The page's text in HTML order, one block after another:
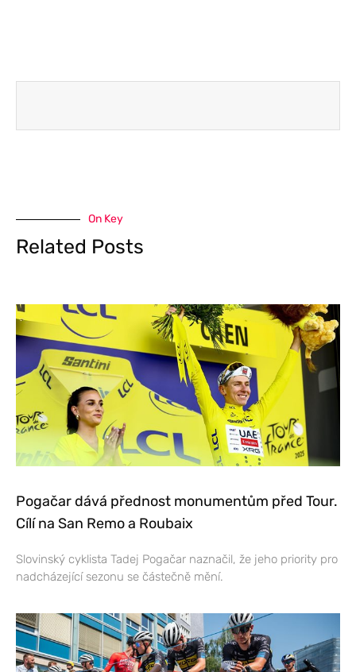
On Key
Related Posts
Pogačar dává přednost monumentům před Tour.
Cílí na San Remo a Roubaix
Slovinský cyklista Tadej Pogačar naznačil, že jeho priority pro
nadcházející sezonu se částečně mění.